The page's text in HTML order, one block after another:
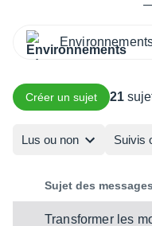
Créer un sujet 21
Lus ou non Suivis
Sujet des messages
Transformer les